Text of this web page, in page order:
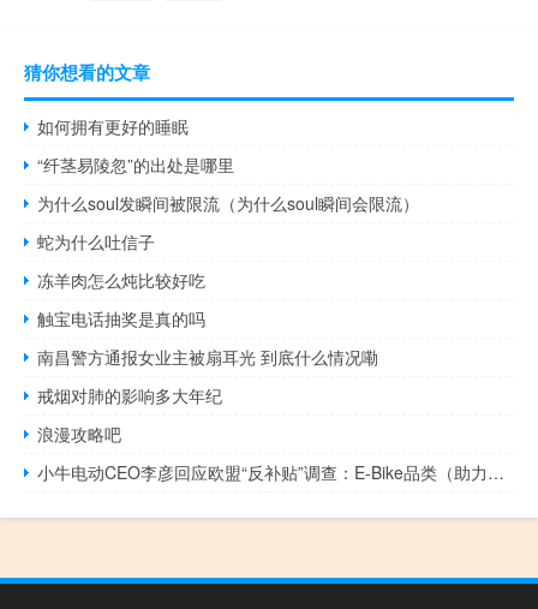
猜你想看的文章
如何拥有更好的睡眠
“纤茎易陵忽”的出处是哪里
为什么soul发瞬间被限流（为什么soul瞬间会限流）
蛇为什么吐信子
冻羊肉怎么炖比较好吃
触宝电话抽奖是真的吗
南昌警方通报女业主被扇耳光 到底什么情况嘞
戒烟对肺的影响多大年纪
浪漫攻略吧
小牛电动CEO李彦回应欧盟“反补贴”调查：E-Bike品类（助力自行车）受一定影响电动摩托车未受影响